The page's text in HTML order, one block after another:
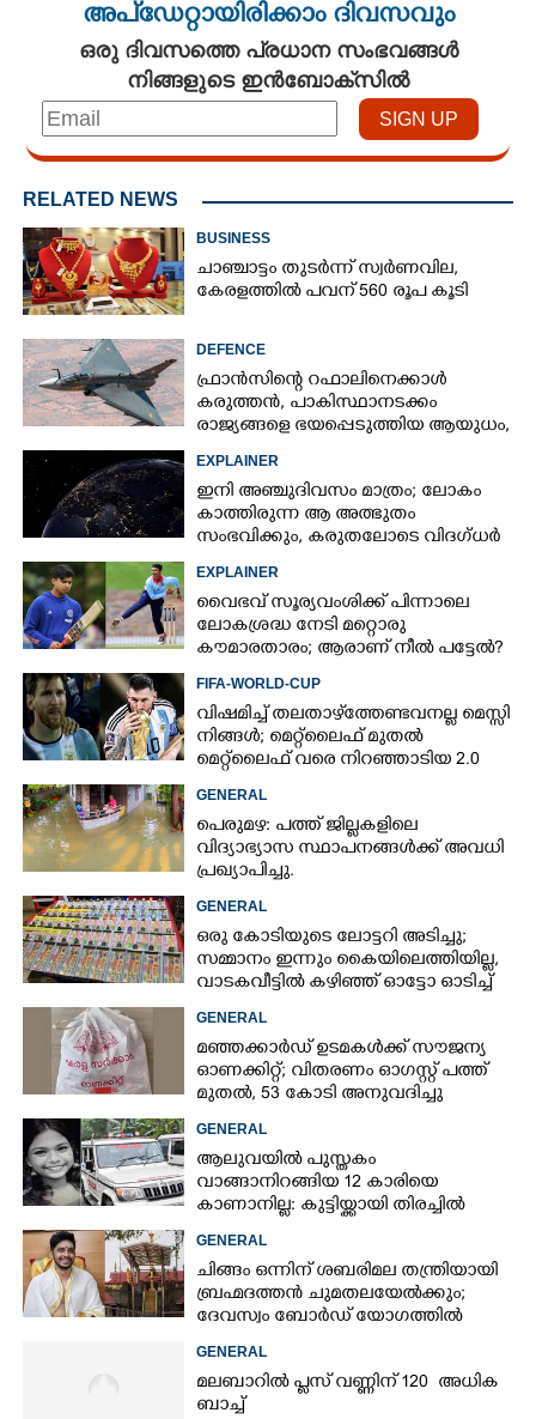
അപ്ഡേറ്റായിരിക്കാം ദിവസവും
ഒരു ദിവസത്തെ പ്രധാന സംഭവങ്ങൾ
നിങ്ങളുടെ ഇൻബോക്സിൽ
RELATED NEWS
BUSINESS
ചാഞ്ചാട്ടം തുടർന്ന് സ്വർണവില,
കേരളത്തിൽ പവന് 560 രൂപ കൂടി
DEFENCE
ഫ്രാൻസിന്റെ റഫാലിനെക്കാൾ
കരുത്തൻ,​ പാകിസ്ഥാനടക്കം
രാജ്യങ്ങളെ ഭയപ്പെടുത്തിയ ആയുധം,​
ഇന്ത്യ നിർമ്മിച്ച എണ്ണം 100ലേക്ക്
EXPLAINER
ഇനി അഞ്ചുദിവസം മാത്രം; ലോകം
കാത്തിരുന്ന ആ അത്ഭുതം
സംഭവിക്കും, കരുതലോടെ വിദഗ്ധർ
EXPLAINER
വൈഭവ് സൂര്യവംശിക്ക് പിന്നാലെ
ലോകശ്രദ്ധ നേടി മറ്റൊരു
കൗമാരതാരം; ആരാണ് നീൽ പട്ടേൽ?
FIFA-WORLD-CUP
വിഷമിച്ച് തലതാഴ്‌ത്തേണ്ടവനല്ല മെസ്സി
നിങ്ങള്‍; മെറ്റ്‌ലൈഫ് മുതല്‍
മെറ്റ്‌ലൈഫ് വരെ നിറഞ്ഞാടിയ 2.0
GENERAL
പെരുമഴ: പത്ത് ജില്ലകളിലെ
വിദ്യാഭ്യാസ സ്ഥാപനങ്ങൾക്ക് അവധി
പ്രഖ്യാപിച്ചു.
GENERAL
ഒരു കോടിയുടെ ലോട്ടറി അടിച്ചു;
സമ്മാനം ഇന്നും കൈയിലെത്തിയില്ല,
വാടകവീട്ടിൽ കഴിഞ്ഞ് ഓട്ടോ ഓടിച്ച്
73കാരൻ
GENERAL
മഞ്ഞക്കാർഡ് ഉടമകൾക്ക് സൗജന്യ
ഓണക്കിറ്റ്; വിതരണം ഓഗസ്റ്റ് പത്ത്
മുതൽ, 53 കോടി അനുവദിച്ചു
GENERAL
ആലുവയിൽ പുസ്തകം
വാങ്ങാനിറങ്ങിയ 12 കാരിയെ
കാണാനില്ല: കുട്ടിയ്ക്കായി തിരച്ചിൽ
GENERAL
ചിങ്ങം ഒന്നിന് ശബരിമല തന്ത്രിയായി
ബ്രഹ്മദത്തൻ ചുമതലയേൽക്കും;
ദേവസ്വം ബോർഡ് യോഗത്തിൽ
തീരുമാനം
GENERAL
മലബാറിൽ പ്ലസ് വണ്ണിന് 120 അധിക
ബാച്ച്